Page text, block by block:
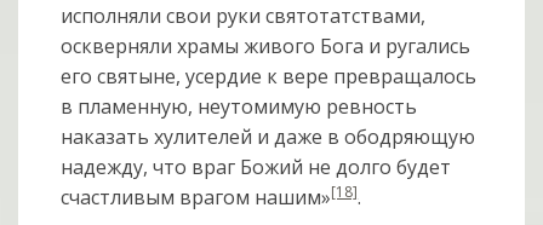
исполняли свои руки святотатствами,
оскверняли храмы живого Бога и ругались
его святыне, усердие к вере превращалось
в пламенную, неутомимую ревность
наказать хулителей и даже в ободряющую
надежду, что враг Божий не долго будет
счастливым врагом нашим»[18].